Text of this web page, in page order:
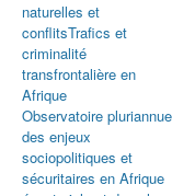
naturelles et
conflitsTrafics et
criminalité
transfrontalière en
Afrique
Observatoire
des enjeux
sociopolitiques et
sécuritaires en Afrique